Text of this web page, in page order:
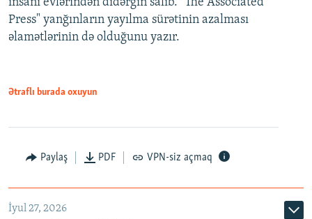
Press" yanğınların yayılma sürətinin azalması
əlamətlərinin də olduğunu yazır.
Ətraflı burada oxuyun
Paylaş PDF VPN-siz açmaq
İyul 27, 2026